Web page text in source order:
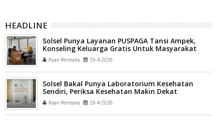
HEADLINE
Solsel Punya Layanan PUSPAGA Tansi Ampek,
Konseling Keluarga Gratis Untuk Masyarakat
Ryan Permana 29-4-2026
Solsel Bakal Punya Laboratorium Kesehatan
Sendiri, Periksa Kesehatan Makin Dekat
Ryan Permana 29-4-2026